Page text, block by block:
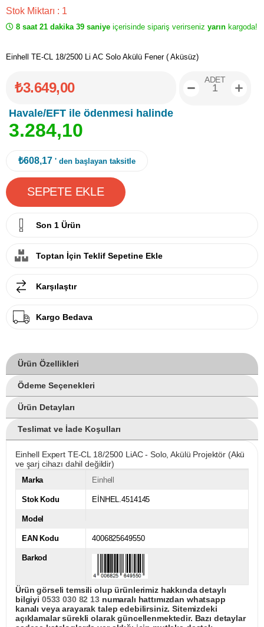
Stok Miktarı : 1
8 saat 21 dakika 38 saniye içerisinde sipariş verirseniz yarın kargoda!
Einhell TE-CL 18/2500 Li AC Solo Akülü Fener ( Aküsüz)
₺3.649,00
Havale/EFT ile ödenmesi halinde
3.284,10
ADET
₺608,17 ' den başlayan taksitle
Son 1 Ürün
Toptan İçin Teklif Sepetine Ekle
Karşılaştır
Kargo Bedava
Ürün Özellikleri
Ödeme Seçenekleri
Ürün Detayları
Teslimat ve İade Koşulları
Einhell Expert TE-CL 18/2500 LiAC - Solo, Akülü Projektör (Akü
ve şarj cihazı dahil değildir)
Marka Einhell
Stok Kodu EİNHEL.4514145
Model
EAN Kodu 4006825649550
Barkod
Ürün görseli temsili olup ürünlerimiz hakkında detaylı
bilgiyi 0533 030 82 13numaralı hattımızdan whatsapp
kanalı veya arayarak talep edebilirsiniz. Sitemizdeki
açıklamalar sürekli olarak güncellenmektedir. Bazı detaylar